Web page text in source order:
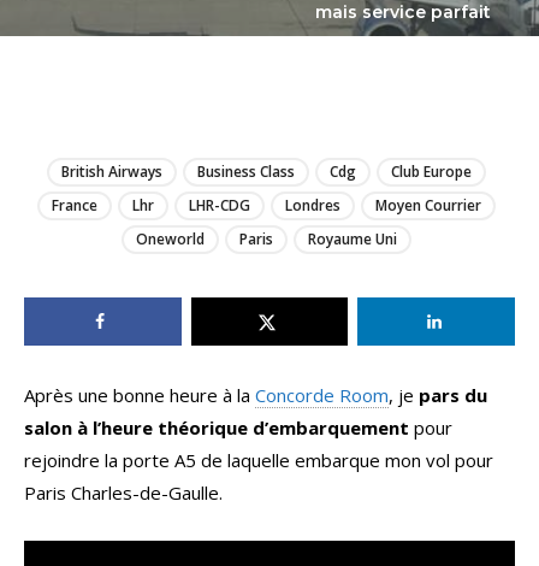
mais service parfait
British Airways Business Class Cdg
Club Europe
France
Lhr LHR-CDG Londres
Moyen Courrier
Oneworld
Paris Royaume Uni
Après une bonne heure à la Concorde Room, je pars du
salon à l’heure théorique d’embarquement pour
rejoindre la porte A5 de laquelle embarque mon vol pour
Paris Charles-de-Gaulle.